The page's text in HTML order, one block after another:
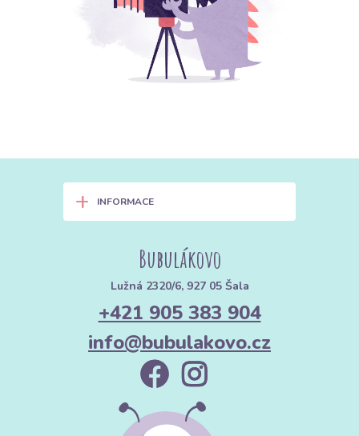
+ INFORMACE
Bubulákovo
Lužná 2320/6, 927 05 Šala
+421 905 383 904
info@bubulakovo.cz